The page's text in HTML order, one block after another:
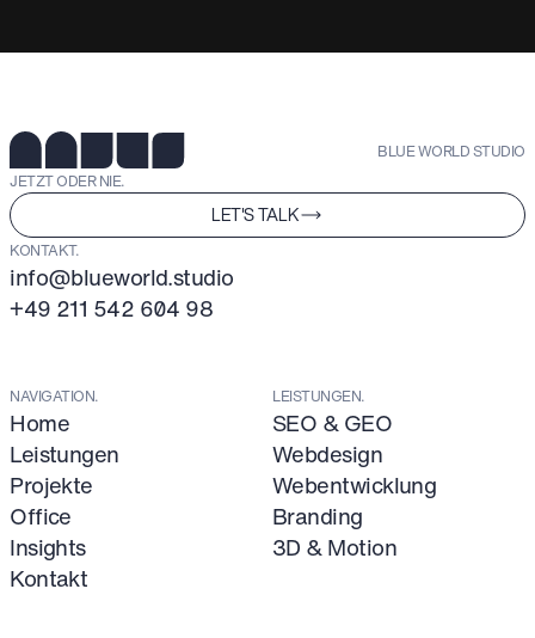
BLUE WORLD STUDIO
JETZT ODER NIE.
LET'S TALK
KONTAKT.
info@blueworld.studio
+49 211 542 604 98
NAVIGATION.
Home
Leistungen
Projekte
Office
Insights
Kontakt
LEISTUNGEN.
SEO & GEO
Webdesign
Webentwicklung
Branding
3D & Motion